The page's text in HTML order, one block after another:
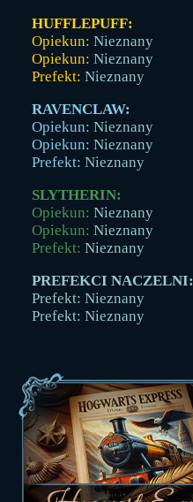
HUFFLEPUFF:
Opiekun: Nieznany
Opiekun: Nieznany
Prefekt: Nieznany
RAVENCLAW:
Opiekun: Nieznany
Opiekun: Nieznany
Prefekt: Nieznany
SLYTHERIN:
Opiekun: Nieznany
Opiekun: Nieznany
Prefekt: Nieznany
PREFEKCI NACZELNI:
Prefekt: Nieznany
Prefekt: Nieznany